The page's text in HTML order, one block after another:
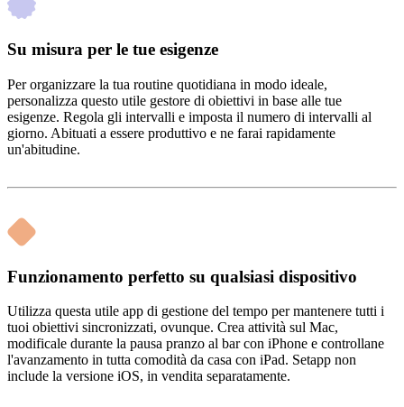
Su misura per le tue esigenze
Per organizzare la tua routine quotidiana in modo ideale,
personalizza questo utile gestore di obiettivi in base alle tue
esigenze. Regola gli intervalli e imposta il numero di intervalli al
giorno. Abituati a essere produttivo e ne farai rapidamente
un'abitudine.
Funzionamento perfetto su qualsiasi dispositivo
Utilizza questa utile app di gestione del tempo per mantenere tutti i
tuoi obiettivi sincronizzati, ovunque. Crea attività sul Mac,
modificale durante la pausa pranzo al bar con iPhone e controllane
l'avanzamento in tutta comodità da casa con iPad. Setapp non
include la versione iOS, in vendita separatamente.